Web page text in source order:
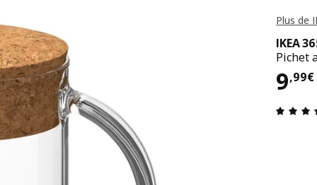
Plus de
IKEA
Pichet
9,99€